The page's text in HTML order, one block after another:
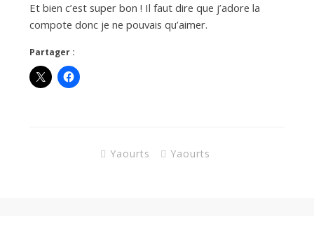
Et bien c’est super bon ! Il faut dire que j’adore la
compote donc je ne pouvais qu’aimer.
Partager :
Yaourts Yaourts